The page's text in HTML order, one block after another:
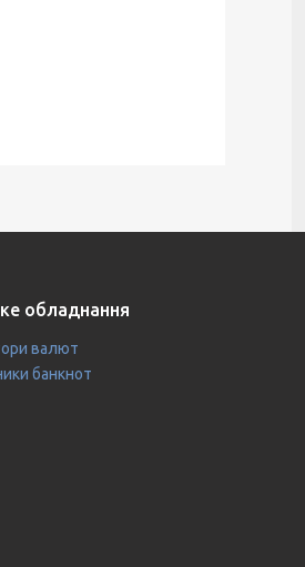
обладнання
валют
банкнот